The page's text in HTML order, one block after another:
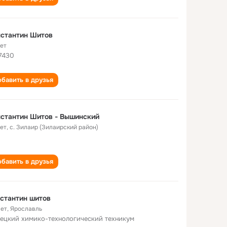
Шитов
в друзья
Шитов - Вышинский
,с. Зилаир (Зилаирский район)
в друзья
шитов
,Ярославль
химико-технологический техникум